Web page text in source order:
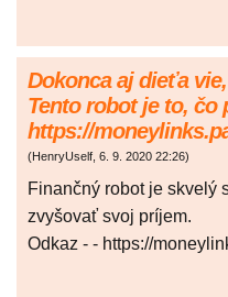
Dokonca aj dieťa
Tento robot je to, čo
https://
(HenryUself, 6. 9. 2020 22:26)
Finančný robot je skvelý
zvyšovať svoj príjem.
Odkaz - - https://